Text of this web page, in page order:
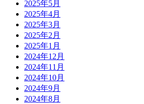
2025年5月
2025年4月
2025年3月
2025年2月
2025年1月
2024年12月
2024年11月
2024年10月
2024年9月
2024年8月